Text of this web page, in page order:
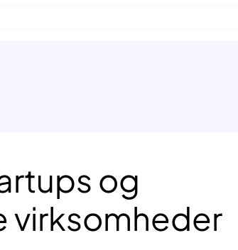
og
virksomheder